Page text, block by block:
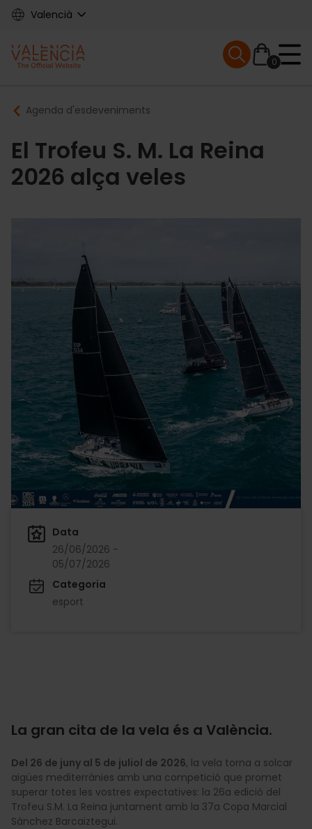
Skip
content
Valencià
Main
navigation
0
Mobile menu
Breadcrumb
Agenda d'esdeveniments
El Trofeu S. M. La Reina
2026 alça veles
Data
26/06/2026 -
05/07/2026
Categoria
esport
La gran cita de la vela és a València.
Del 26 de juny al 5 de juliol de 2026, la vela torna a solcar
aigües mediterrànies amb una competició que promet
superar totes les vostres expectatives: la 26a edició del
Trofeu S.M. La Reina juntament amb la 37a Copa Marcial
Sánchez Barcaiztegui.